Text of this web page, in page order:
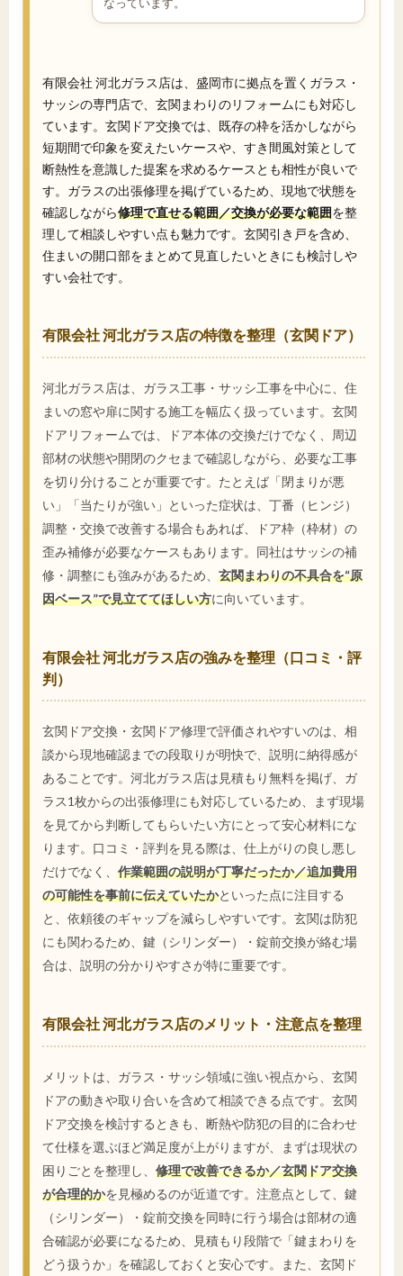
なっています。
有限会社 河北ガラス店は、盛岡市に拠点を置くガラス・
サッシの専門店で、玄関まわりのリフォームにも対応し
ています。玄関ドア交換では、既存の枠を活かしながら
短期間で印象を変えたいケースや、すき間風対策として
断熱性を意識した提案を求めるケースとも相性が良いで
す。ガラスの出張修理を掲げているため、現地で状態を
確認しながら修理で直せる範囲／交換が必要な範囲を整
理して相談しやすい点も魅力です。玄関引き戸を含め、
住まいの開口部をまとめて見直したいときにも検討しや
すい会社です。
有限会社 河北ガラス店の特徴を整理（玄関ドア）
河北ガラス店は、ガラス工事・サッシ工事を中心に、住
まいの窓や扉に関する施工を幅広く扱っています。玄関
ドアリフォームでは、ドア本体の交換だけでなく、周辺
部材の状態や開閉のクセまで確認しながら、必要な工事
を切り分けることが重要です。たとえば「閉まりが悪
い」「当たりが強い」といった症状は、丁番（ヒンジ）
調整・交換で改善する場合もあれば、ドア枠（枠材）の
歪み補修が必要なケースもあります。同社はサッシの補
修・調整にも強みがあるため、 玄関まわりの不具合を“原
因ベース”で見立ててほしい方に向いています。
有限会社 河北ガラス店の強みを整理（口コミ・評
判）
玄関ドア交換・玄関ドア修理で評価されやすいのは、相
談から現地確認までの段取りが明快で、説明に納得感が
あることです。河北ガラス店は見積もり無料を掲げ、ガ
ラス1枚からの出張修理にも対応しているため、まず現場
を見てから判断してもらいたい方にとって安心材料にな
ります。口コミ・評判を見る際は、仕上がりの良し悪し
だけでなく、 作業範囲の説明が丁寧だったか／追加費用
の可能性を事前に伝えていたかといった点に注目する
と、依頼後のギャップを減らしやすいです。玄関は防犯
にも関わるため、鍵（シリンダー）・錠前交換が絡む場
合は、説明の分かりやすさが特に重要です。
有限会社 河北ガラス店のメリット・注意点を整理
メリットは、ガラス・サッシ領域に強い視点から、玄関
ドアの動きや取り合いを含めて相談できる点です。玄関
ドア交換を検討するときも、断熱や防犯の目的に合わせ
て仕様を選ぶほど満足度が上がりますが、まずは現状の
困りごとを整理し、 修理で改善できるか／玄関ドア交換
が合理的かを見極めるのが近道です。注意点として、鍵
（シリンダー）・錠前交換を同時に行う場合は部材の適
合確認が必要になるため、見積もり段階で「鍵まわりを
どう扱うか」を確認しておくと安心です。また、玄関ド